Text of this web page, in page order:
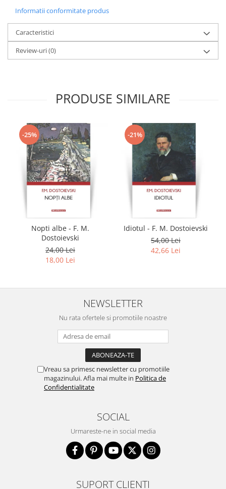
Informatii conformitate produs
Caracteristici
Review-uri(0)
PRODUSE SIMILARE
-25%
Nopti albe - F. M.
Dostoievski
24,00 Lei
18,00 Lei
-21%
Idiotul - F. M. Dostoievski
54,00 Lei
42,66 Lei
NEWSLETTER
Nu rata ofertele si promotiile noastre
Vreau sa primesc newsletter cu promotiile
magazinului. Afla mai multe in Politica de
Confidentialitate
SOCIAL
Urmareste-ne in social media
SUPORT CLIENTI